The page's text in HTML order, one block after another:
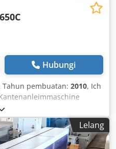
Hubungi
Tahun pembuatan: 2010, Ich
2010, zum Verkauf
- Manuell
mit EVA-
servomotorisch verstellbar -
Lelang